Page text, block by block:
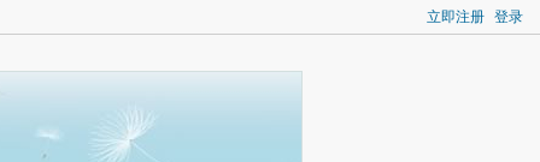
立即注册 登录